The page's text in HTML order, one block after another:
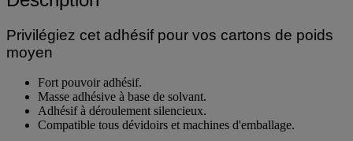
Description
Privilégiez cet adhésif pour vos cartons de poids
moyen
Fort pouvoir adhésif.
Masse adhésive à base de solvant.
Adhésif à déroulement silencieux.